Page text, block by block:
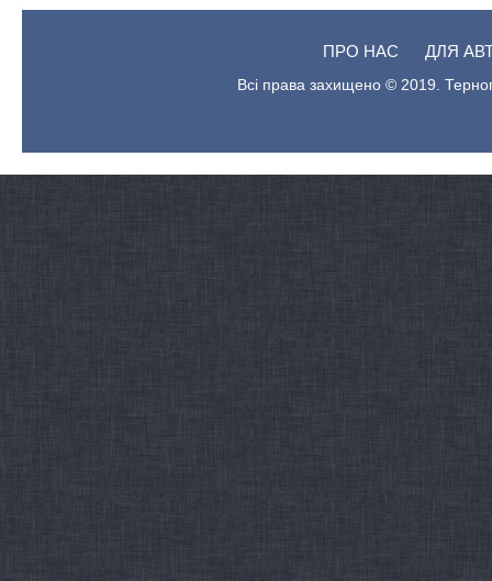
ПРО НАС ДЛЯ
Всі права захищено © 2019.